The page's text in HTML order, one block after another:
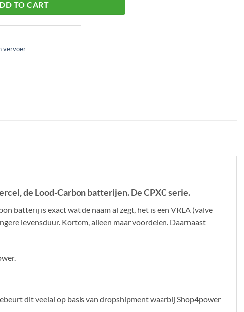
TO CART
vervoer
de Lood-Carbon batterijen. De CPXC serie.
batterij is exact wat de naam al zegt, het is een VRLA (valve
levensduur. Kortom, alleen maar voordelen. Daarnaast
dit veelal op basis van dropshipment waarbij Shop4power